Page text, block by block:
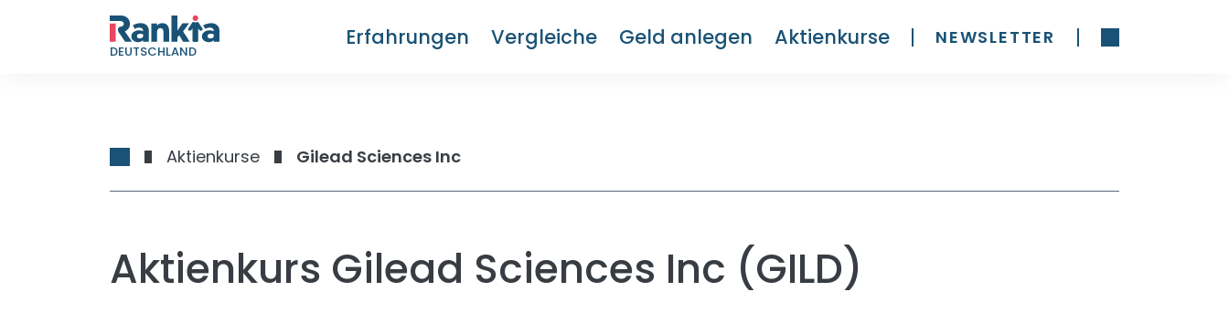
DEUTSCHLAND
Erfahrungen Vergleiche Geld anlegen Aktienkurse NEWSLETTER
Aktienkurse Gilead Sciences Inc
Aktienkurs Gilead Sciences Inc (GILD)